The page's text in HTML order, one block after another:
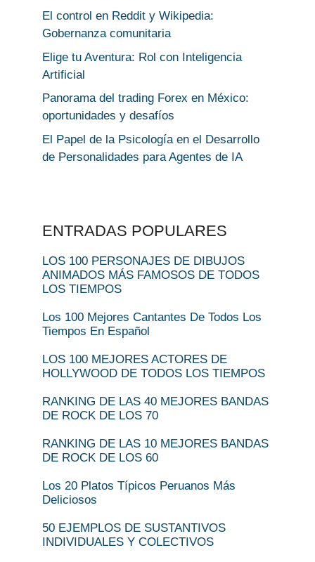
El control en Reddit y Wikipedia:
Gobernanza comunitaria
Elige tu Aventura: Rol con Inteligencia
Artificial
Panorama del trading Forex en México:
oportunidades y desafíos
El Papel de la Psicología en el Desarrollo
de Personalidades para Agentes de IA
ENTRADAS POPULARES
LOS 100 PERSONAJES DE DIBUJOS
ANIMADOS MÁS FAMOSOS DE TODOS
LOS TIEMPOS
Los 100 Mejores Cantantes De Todos Los
Tiempos En Español
LOS 100 MEJORES ACTORES DE
HOLLYWOOD DE TODOS LOS TIEMPOS
RANKING DE LAS 40 MEJORES BANDAS
DE ROCK DE LOS 70
RANKING DE LAS 10 MEJORES BANDAS
DE ROCK DE LOS 60
Los 20 Platos Típicos Peruanos Más
Deliciosos
50 EJEMPLOS DE SUSTANTIVOS
INDIVIDUALES Y COLECTIVOS